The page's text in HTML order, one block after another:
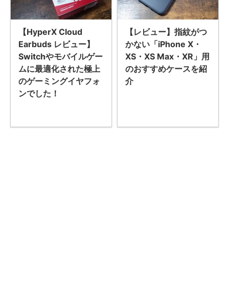
【HyperX Cloud
Earbuds レビュー】
Switchやモバイルゲー
ムに最適化された極上
のゲーミングイヤフォ
ンでした！
【レビュー】指紋がつ
かない「iPhone X・
XS・XS Max・XR」用
のおすすめケースを紹
介